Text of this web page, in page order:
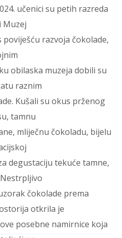
učenici su petih razreda
Muzej
poviješću razvoja čokolade,
obilaska muzeja dobili su
raznim
Kušali su okus prženog
tamnu
mliječnu čokoladu, bijelu
degustaciju tekuće tamne,
čokolade prema
otkrila je
posebne namirnice koja